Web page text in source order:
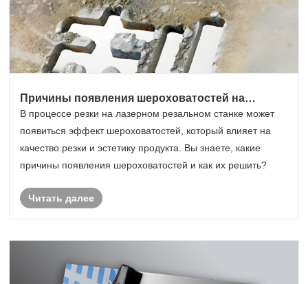
Причины появления шероховатостей на
лазерном резальном станке и решения
В процессе резки на лазерном резальном станке может
появиться эффект шероховатостей, который влияет на
качество резки и эстетику продукта. Вы знаете, какие
причины появления шероховатостей и как их решить?
Читать далее